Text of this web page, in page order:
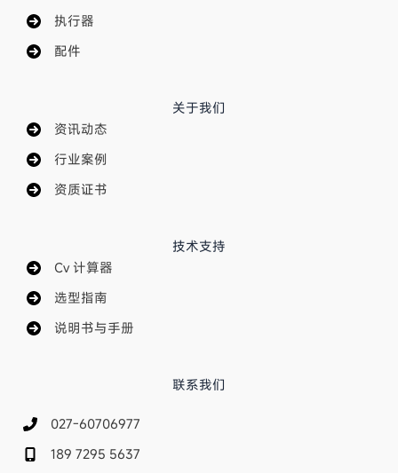
执行器
配件
关于我们
资讯动态
行业案例
资质证书
技术支持
Cv 计算器
选型指南
说明书与手册
联系我们
027-60706977
189 7295 5637